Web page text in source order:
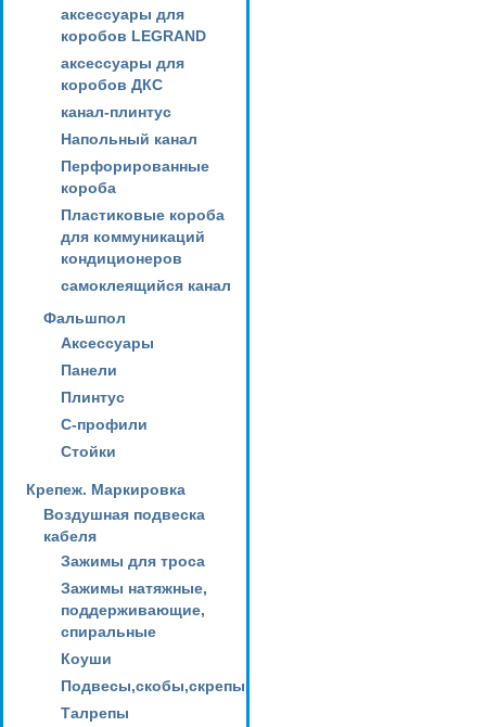
аксессуары для
коробов LEGRAND
аксессуары для
коробов ДКС
канал-плинтус
Напольный канал
Перфорированные
короба
Пластиковые короба
для коммуникаций
кондиционеров
самоклеящийся канал
Фальшпол
Аксессуары
Панели
Плинтус
С-профили
Стойки
Крепеж. Маркировка
Воздушная подвеска
кабеля
Зажимы для троса
Зажимы натяжные,
поддерживающие,
спиральные
Коуши
Подвесы,скобы,скрепы
Талрепы